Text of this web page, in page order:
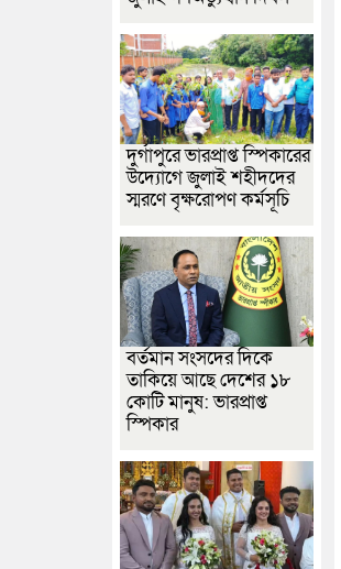
দুর্গাপুরে ভারপ্রাপ্ত স্পিকারের
উদ্যোগে জুলাই শহীদদের
স্মরণে বৃক্ষরোপণ কর্মসূচি
বর্তমান সংসদের দিকে
তাকিয়ে আছে দেশের ১৮
কোটি মানুষ: ভারপ্রাপ্ত
স্পিকার